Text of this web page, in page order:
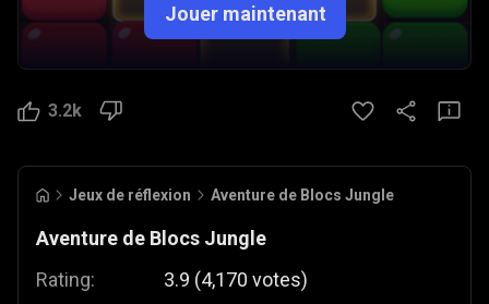
Jouer maintenant
3.2k
Jeux de réflexion Aventure de Blocs Jungle
Aventure de Blocs Jungle
Rating:
3.9 (4,170 votes)